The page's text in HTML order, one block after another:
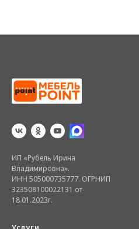
ИП «Рубель Ирина
Владимировна».
ИНН 505000735777. ОГРНИП
323508100022131 от
18.01.2023г.